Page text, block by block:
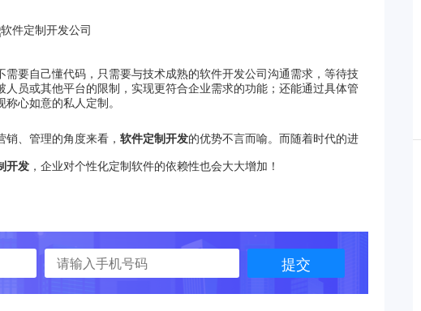
要自己懂代码，只需要与技术成熟的软件开发公司沟通需求，等待技
员或其他平台的限制，实现更符合企业需求的功能；还能通过具体管
心如意的私人定制。
、管理的角度来看， 软件定制开发的优势不言而喻。而随着时代的进
开发 ，企业对个性化定制软件的依赖性也会大大增加！
提交